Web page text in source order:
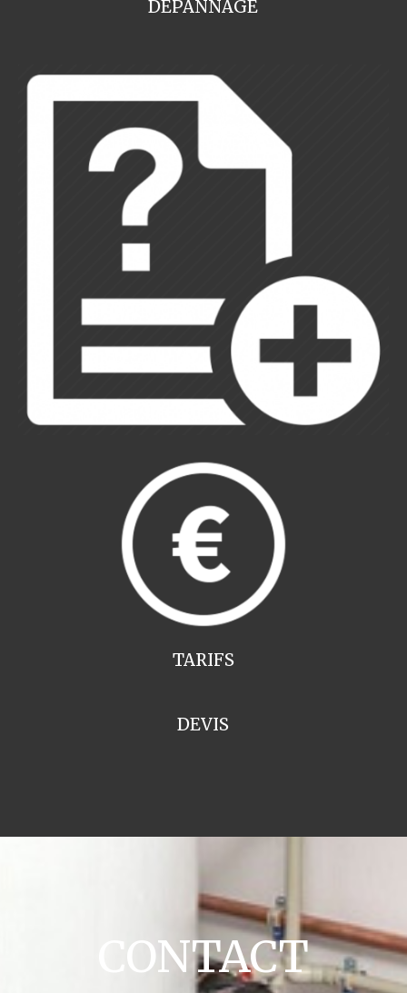
DEPANNAGE
TARIFS
DEVIS
CONTACT